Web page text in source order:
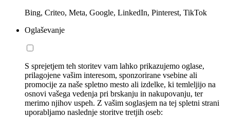
Bing, Criteo, Meta, Google, LinkedIn, Pinterest, TikTok
Oglaševanje
S sprejetjem teh storitev vam lahko prikazujemo oglase,
prilagojene vašim interesom, sponzorirane vsebine ali
promocije za naše spletno mesto ali izdelke, ki temleljijo na
osnovi vašega vedenja pri brskanju in nakupovanju, ter
merimo njihov uspeh. Z vašim soglasjem na tej spletni strani
uporabljamo naslednje storitve tretjih oseb: